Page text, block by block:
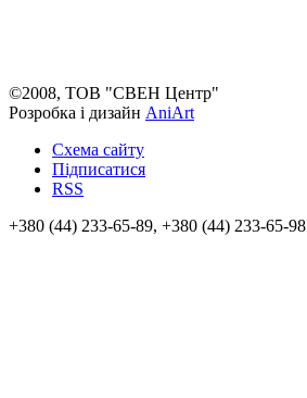
©2008, ТОВ "СВЕН Центр"
Розробка і дизайн AniArt
Схема сайту
Підписатися
RSS
+380 (44) 233-65-89, +380 (44) 233-65-98